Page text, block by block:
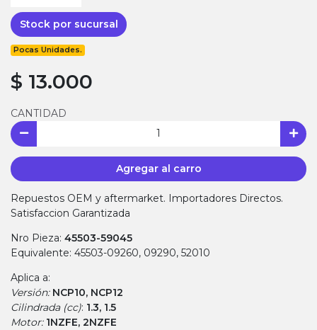
Stock por sucursal
Pocas Unidades.
$ 13.000
CANTIDAD
Agregar al carro
Repuestos OEM y aftermarket. Importadores Directos.
Satisfaccion Garantizada
Nro Pieza: 45503-59045
Equivalente: 45503-09260, 09290, 52010
Aplica a:
Versión: NCP10, NCP12
Cilindrada (cc): 1.3, 1.5
Motor: 1NZFE, 2NZFE